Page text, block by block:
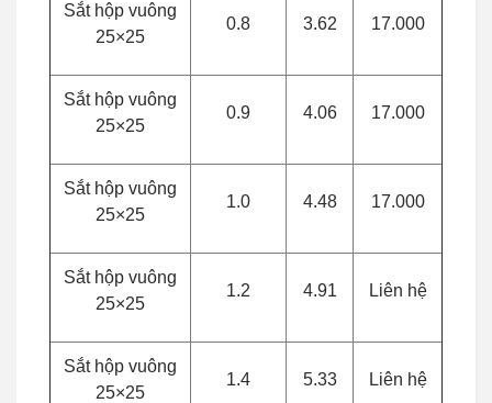
Sắt hộp vuông
25×25
0.8 3.62 17.000
Sắt hộp vuông
25×25
0.9 4.06 17.000
Sắt hộp vuông
25×25
1.0 4.48 17.000
Sắt hộp vuông
25×25
1.2 4.91 Liên hệ
Sắt hộp vuông
25×25
1.4 5.33 Liên hệ